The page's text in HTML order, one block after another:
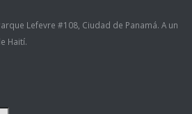
Lefevre #108, Ciudad de Panamá. A un
Haití.